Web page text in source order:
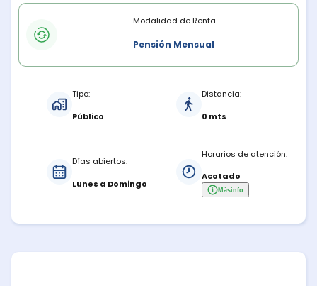
Modalidades de rentaModalidad de Renta
Pensión Mensual
Tipo:
Público
Distancia:
0 mts
Días abiertos:
Lunes a Domingo
Horarios de atención:
Acotado
Másinfo